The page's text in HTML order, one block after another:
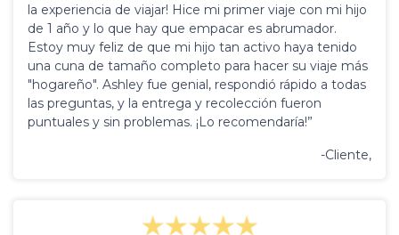
la experiencia de viajar! Hice mi primer viaje con mi hijo
de 1 año y lo que hay que empacar es abrumador.
Estoy muy feliz de que mi hijo tan activo haya tenido
una cuna de tamaño completo para hacer su viaje más
"hogareño". Ashley fue genial, respondió rápido a todas
las preguntas, y la entrega y recolección fueron
puntuales y sin problemas. ¡Lo recomendaría!”
-Cliente,